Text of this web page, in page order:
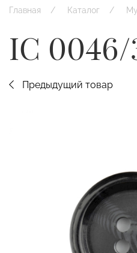
Главная Каталог
IC 0046/
Предыдущий товар